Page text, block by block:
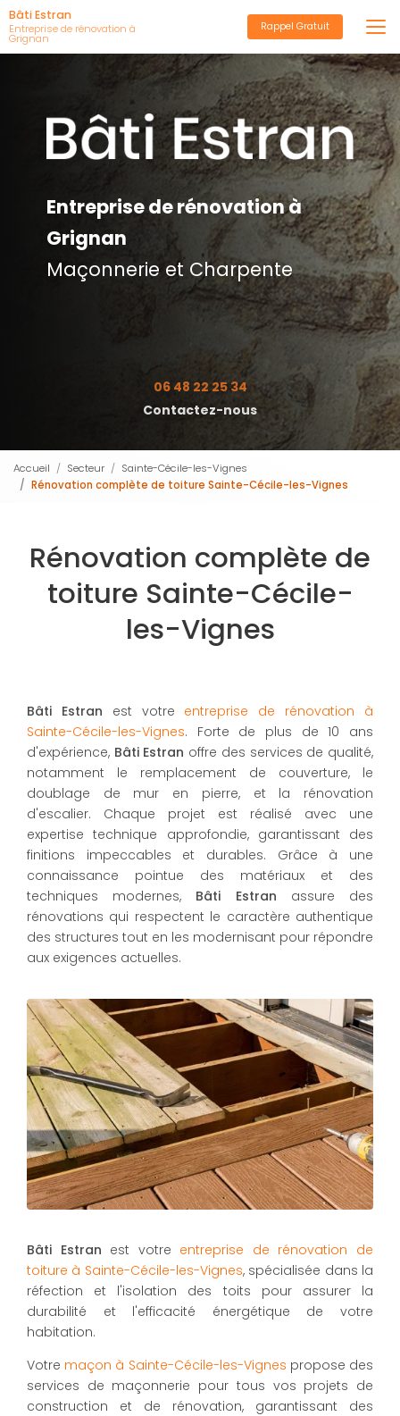
Aller
au
contenu
Bâti Estran
Entreprise de rénovation à
Grignan
Rappel Gratuit
Entreprise de rénovation à
Grignan
Maçonnerie et Charpente
06 48 22 25 34
Contactez-nous
Accueil Secteur
Sainte-Cécile-les-Vignes
Rénovation complète de toiture Sainte-Cécile-les-Vignes
Rénovation complète de
toiture Sainte-Cécile-
les-Vignes
Bâti Estran est votre entreprise de rénovation à
Sainte-Cécile-les-Vignes. Forte de plus de 10 ans
d'expérience, Bâti Estran offre des services de qualité,
notamment le remplacement de couverture, le
doublage de mur en pierre, et la rénovation
d'escalier. Chaque projet est réalisé avec une
expertise technique approfondie, garantissant des
finitions impeccables et durables. Grâce à une
connaissance pointue des matériaux et des
techniques modernes, Bâti Estran assure des
rénovations qui respectent le caractère authentique
des structures tout en les modernisant pour répondre
aux exigences actuelles.
Bâti Estran est votre entreprise de rénovation de
toiture à Sainte-Cécile-les-Vignes, spécialisée dans la
réfection et l'isolation des toits pour assurer la
durabilité et l'efficacité énergétique de votre
habitation.
Votre maçon à Sainte-Cécile-les-Vignes propose des
services de maçonnerie pour tous vos projets de
construction et de rénovation, garantissant des